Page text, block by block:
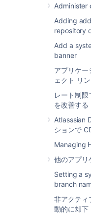
Administer
Adding
repository
Add a
banner
アプリケー
ェクト リ
レート制限
を改善する
Atlasssian
ションで
Managing
他のアプリ
Setting a
branch
非アクティ
動的に却下
in the Jira
特定のバ
進捗を
Jira のリリース
進捗を確認し、
題をひと目で把
ミットも確認で